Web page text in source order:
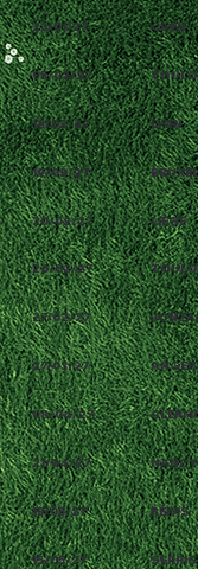
23/01/27 CAEN
05/02/27
18/02/27 LYON
19/02/27
20/02/27 LIÈGE
26/02/27
27/02/27
27/03/27
08/04/27
21/04/27 NANCY
13/05/27 REIMS
15/05/27 SERRIS